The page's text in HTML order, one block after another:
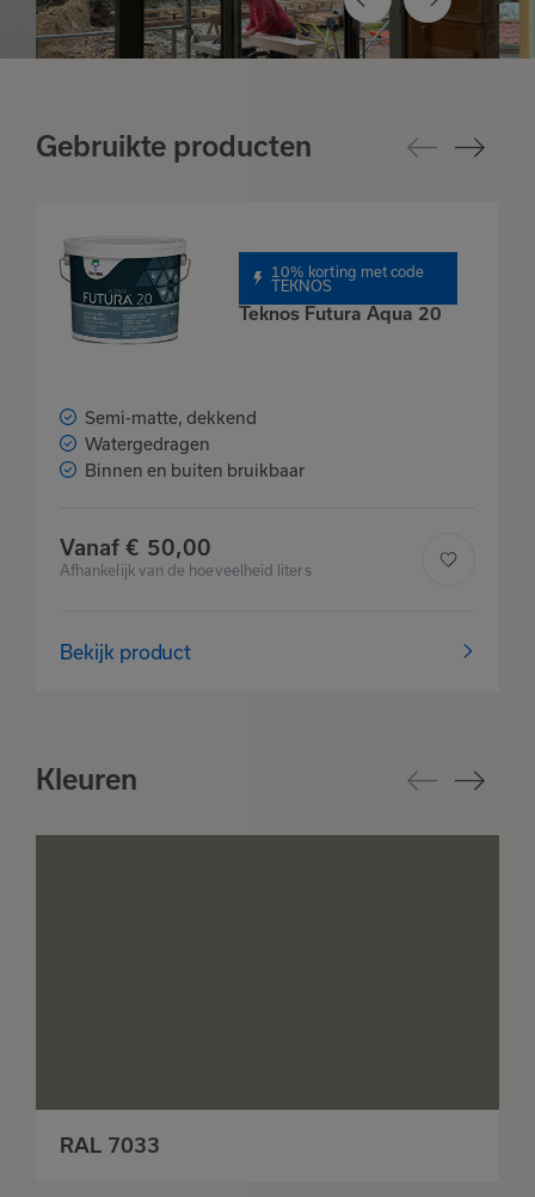
Gebruikte producten
10% korting met code
TEKNOS
Teknos Futura Aqua 20
Semi-matte, dekkend
Watergedragen
Binnen en buiten bruikbaar
Vanaf € 50,00
Afhankelijk van de hoeveelheid liters
Bekijk product
Kleuren
RAL 7033